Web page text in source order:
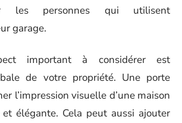
les personnes qui utilisent
garage.
important à considérer est
de votre propriété. Une porte
l’impression visuelle d’une maison
élégante. Cela peut aussi ajouter